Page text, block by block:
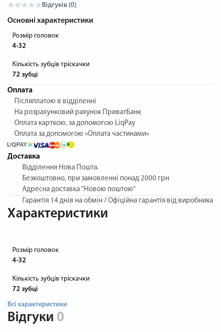
Відгуків (0)
Основні характеристики
Розмір головок
4-32
Кількість зубців тріскачки
72 зубці
Оплата
Післяплатою в відділенні
На розрахунковий рахунок ПриватБанк
Оплата карткою, за допомогою LiqPay
Оплата за допомогою «Оплата частинами»
Доставка
Відділення Нова Пошта.
Безкоштовно, при замовленні понад 2000 грн
Адресна доставка "Новою поштою"
Гарантія 14 днів на обмін / Офіційна гарантія від виробника
Характеристики
Розмір головок
4-32
Кількість зубців тріскачки
72 зубці
Всі характеристики
Відгуки 0